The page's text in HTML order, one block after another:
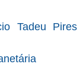
Tadeu Pires